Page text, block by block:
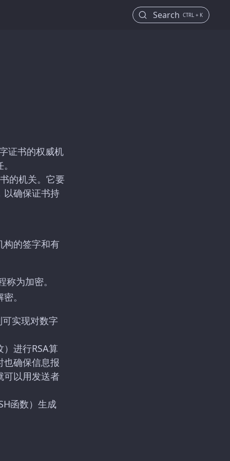
Search CTRL + K
证书的权威机
的机关。它要
以确保证书持
构的签字和有
为加密。
。
实现对数字
进行RSA算
也确保信息报
可以用发送者
函数）生成